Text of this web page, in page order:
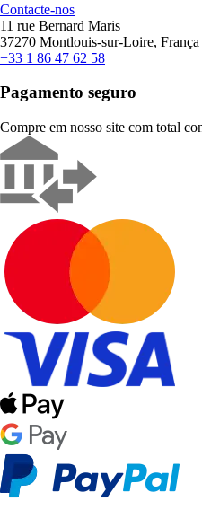
Contacte-nos
11 rue Bernard Maris
37270 Montlouis-sur-Loire, França
+33 1 86 47 62 58
Pagamento seguro
Compre em nosso site com total